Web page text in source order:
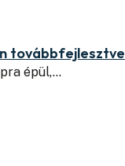
továbbfejlesztve
épül,…